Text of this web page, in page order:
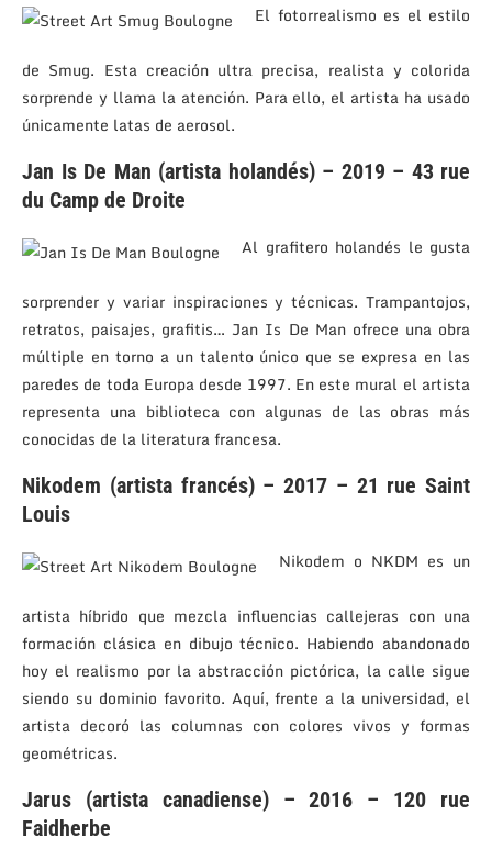
El fotorrealismo es el estilo
de Smug. Esta creación ultra precisa, realista y colorida
sorprende y llama la atención. Para ello, el artista ha usado
únicamente latas de aerosol.
Jan Is De Man (artista holandés) – 2019 – 43 rue
du Camp de Droite
Al grafitero holandés le gusta
sorprender y variar inspiraciones y técnicas. Trampantojos,
retratos, paisajes, grafitis… Jan Is De Man ofrece una obra
múltiple en torno a un talento único que se expresa en las
paredes de toda Europa desde 1997. En este mural el artista
representa una biblioteca con algunas de las obras más
conocidas de la literatura francesa.
Nikodem (artista francés) – 2017 – 21 rue Saint
Louis
Nikodem o NKDM es un
artista híbrido que mezcla influencias callejeras con una
formación clásica en dibujo técnico. Habiendo abandonado
hoy el realismo por la abstracción pictórica, la calle sigue
siendo su dominio favorito. Aquí, frente a la universidad, el
artista decoró las columnas con colores vivos y formas
geométricas.
Jarus (artista canadiense) – 2016 – 120 rue
Faidherbe